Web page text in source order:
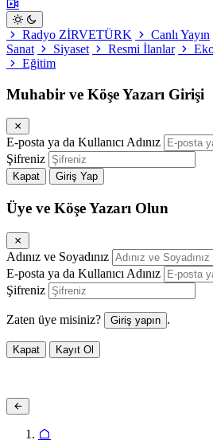
Radyo ZİRVETÜRK Canlı Yayın
Sanat
Siyaset Resmi İlanlar
Eğitim
Muhabir ve Köşe Yazarı Girişi
E-posta ya da Kullanıcı Adınız
Şifreniz
Kapat Giriş Yap
Üye ve Köşe Yazarı Olun
Adınız ve Soyadınız
E-posta ya da Kullanıcı Adınız
Şifreniz
Zaten üye misiniz? Giriş yapın .
Kapat Kayıt Ol